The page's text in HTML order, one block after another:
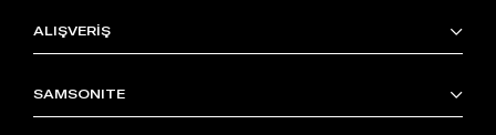
ALIŞVERİŞ
SAMSONITE